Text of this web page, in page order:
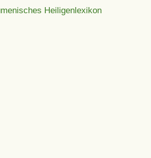
Heiligenlexikon